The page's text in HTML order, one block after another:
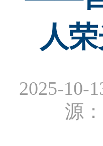
人
2025-10-
源